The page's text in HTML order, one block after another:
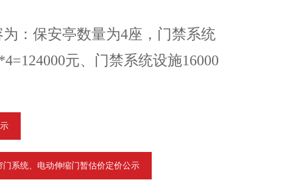
： 保安亭数量为4座，门禁系统
元、 门禁系统设施16000
系统、电动伸缩门暂估价定价公示